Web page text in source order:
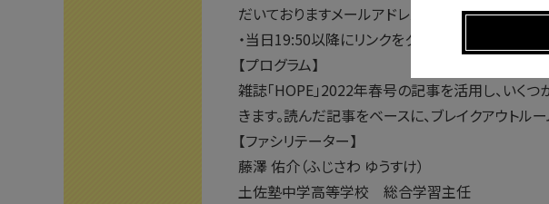
だいておりますメールアドレスへもお送りします。
・当日19:50以降にリンクをクリックし、チェックイ
【プログラム】
雑誌「HOPE」2022年春号の記事を活用し、いく
きます。読んだ記事をベースに、ブレイクアウトル
【ファシリテーター】
藤澤 佑介（ふじさわ ゆうすけ）
土佐塾中学高等学校 総合学習主任